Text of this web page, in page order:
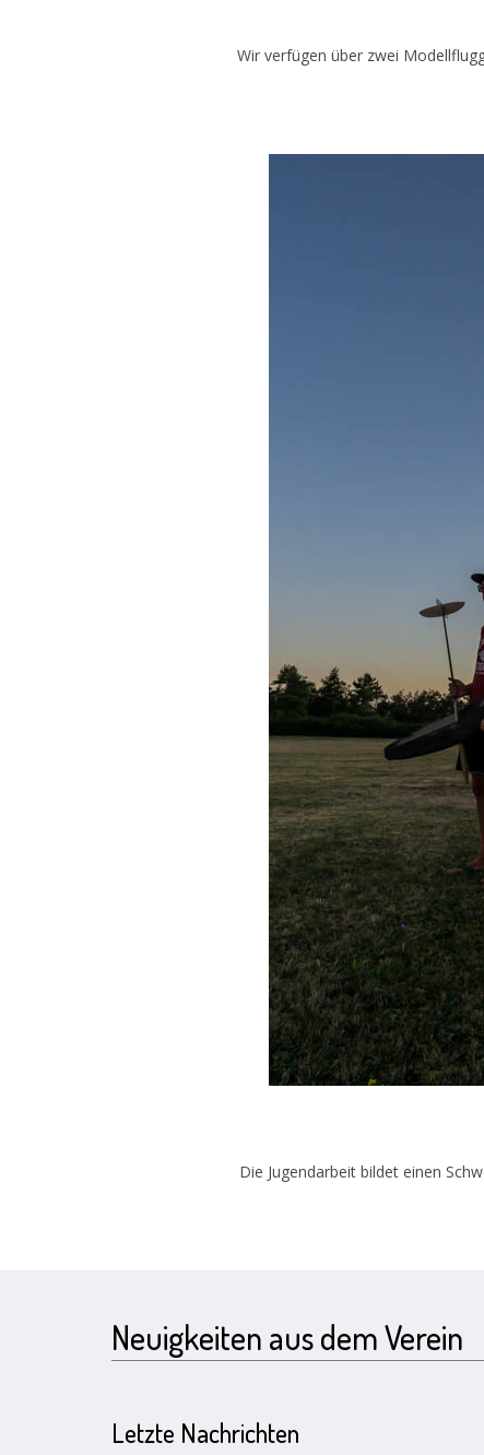
Wir verfügen über zwei
Die Jugendarbeit bildet einen
Neuigkeiten aus dem Verein
Letzte Nachrichten